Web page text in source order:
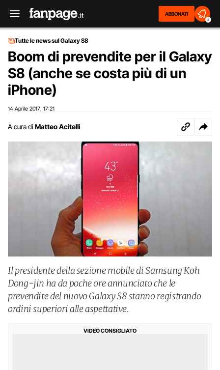
ABBONATI
2
Tutte le news sul Galaxy S8
Boom di prevendite per il Galaxy
S8 (anche se costa più di un
iPhone)
14 Aprile 2017 17:21
A cura di Matteo Acitelli
Il presidente della sezione mobile di Samsung Koh
Dong-jin ha da poche ore annunciato che le
prevendite del nuovo Galaxy S8 stanno registrando
ordini superiori alle aspettative.
VIDEO CONSIGLIATO